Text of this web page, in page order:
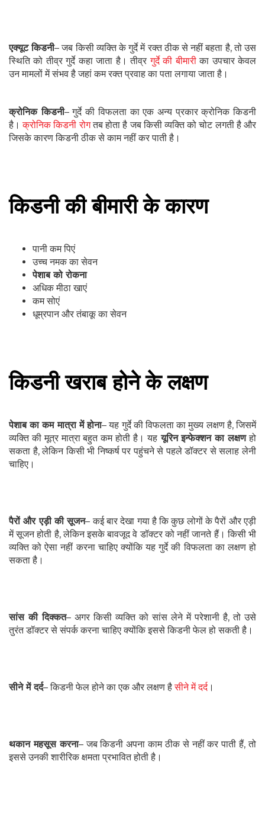
एक्यूट किडनी– जब किसी व्यक्ति के गुर्दे में रक्त ठीक से नहीं बहता है, तो उस
स्थिति को तीव्र गुर्दे कहा जाता है। तीव्रगुर्दे की बीमारीका उपचार केवल
उन मामलों में संभव है जहां कम रक्त प्रवाह का पता लगाया जाता है।
क्रोनिक किडनी– गुर्दे की विफलता का एक अन्य प्रकार क्रोनिक किडनी
है।क्रोनिक किडनी रोगतब होता है जब किसी व्यक्ति को चोट लगती है और
जिसके कारण किडनी ठीक से काम नहीं कर पाती है।
किडनी की बीमारी के कारण
पानी कम पिएं
उच्च नमक का सेवन
पेशाब को रोकना
अधिक मीठा खाएं
कम सोएं
धूम्रपान और तंबाकू का सेवन
किडनी खराब होने के लक्षण
पेशाब का कम मात्रा में होना– यह गुर्दे की विफलता का मुख्य लक्षण है, जिसमें
व्यक्ति की मूत्र मात्रा बहुत कम होती है। यहयूरिन इन्फेक्शन का लक्षणहो
सकता है, लेकिन किसी भी निष्कर्ष पर पहुंचने से पहले डॉक्टर से सलाह लेनी
चाहिए।
पैरों और एड़ी की सूजन– कई बार देखा गया है कि कुछ लोगों के पैरों और एड़ी
में सूजन होती है, लेकिन इसके बावजूद वे डॉक्टर को नहीं जानते हैं। किसी भी
व्यक्ति को ऐसा नहीं करना चाहिए क्योंकि यह गुर्दे की विफलता का लक्षण हो
सकता है।
सांस की दिक्कत– अगर किसी व्यक्ति को सांस लेने में परेशानी है, तो उसे
तुरंत डॉक्टर से संपर्क करना चाहिए क्योंकि इससे किडनी फेल हो सकती है।
सीने में दर्द– किडनी फेल होने का एक और लक्षण हैसीने में दर्द।
थकान महसूस करना– जब किडनी अपना काम ठीक से नहीं कर पाती हैं, तो
इससे उनकी शारीरिक क्षमता प्रभावित होती है।